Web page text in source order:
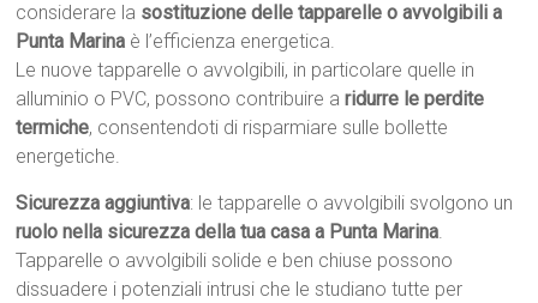
considerare la sostituzione delle tapparelle o avvolgibili a
Punta Marina è l’efficienza energetica.
Le nuove tapparelle o avvolgibili, in particolare quelle in
alluminio o PVC, possono contribuire aridurre le perdite
termiche, consentendoti di risparmiare sulle bollette
energetiche.
Sicurezza aggiuntiva: le tapparelle o avvolgibili svolgono un
ruolo nella sicurezza della tua casa a Punta Marina.
Tapparelle o avvolgibili solide e ben chiuse possono
dissuadere i potenziali intrusi che le studiano tutte per